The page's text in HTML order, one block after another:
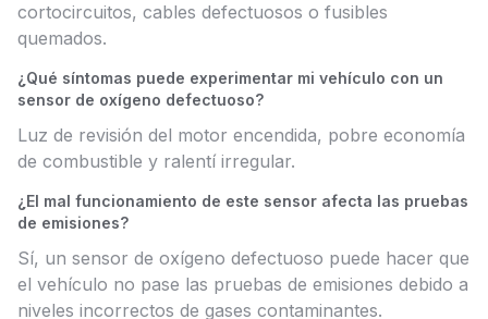
cortocircuitos, cables defectuosos o fusibles
quemados.
¿Qué síntomas puede experimentar mi vehículo con un
sensor de oxígeno defectuoso?
Luz de revisión del motor encendida, pobre economía
de combustible y ralentí irregular.
¿El mal funcionamiento de este sensor afecta las pruebas
de emisiones?
Sí, un sensor de oxígeno defectuoso puede hacer que
el vehículo no pase las pruebas de emisiones debido a
niveles incorrectos de gases contaminantes.